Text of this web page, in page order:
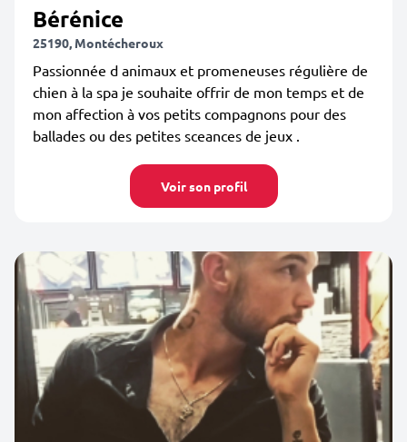
Bérénice
25190, Montécheroux
Passionnée d animaux et promeneuses régulière de
chien à la spa je souhaite offrir de mon temps et de
mon affection à vos petits compagnons pour des
ballades ou des petites sceances de jeux .
Voir son profil